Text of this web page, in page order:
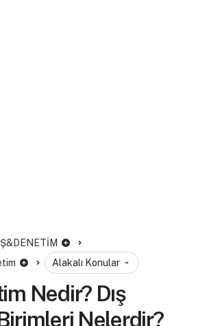
Alakalı Konular
Nedir? Dış
Nelerdir?